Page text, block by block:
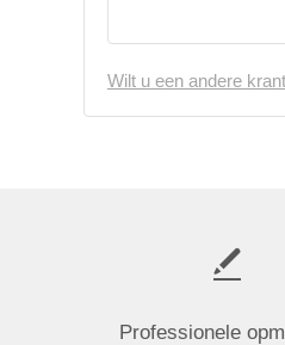
Wilt u een andere
Professionele